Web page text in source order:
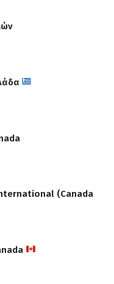
International (Canada